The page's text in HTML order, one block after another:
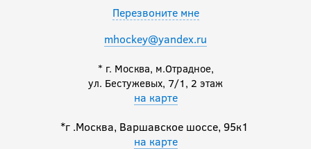
Перезвоните мне
mhockey@yandex.ru
* г. Москва, м.Отрадное,
ул. Бестужевых, 7/1, 2 этаж
на карте
*г .Москва, Варшавское шоссе, 95к1
на карте